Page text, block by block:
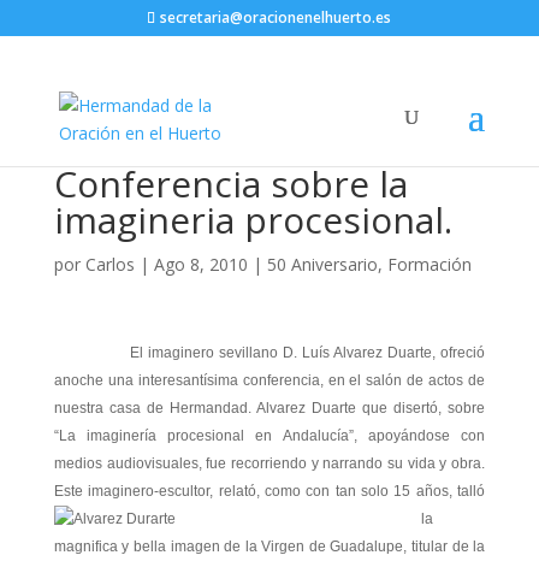
secretaria@oracionenelhuerto.es
Conferencia sobre la
imagineria procesional.
por Carlos | Ago 8, 2010 | 50 Aniversario, Formación
El imaginero sevillano D. Luís Alvarez Duarte, ofreció
anoche una interesantísima conferencia, en el salón de actos de
nuestra casa de Hermandad. Alvarez Duarte que disertó, sobre
“La imaginería procesional en Andalucía”, apoyándose con
medios audiovisuales, fue recorriendo y narrando su vida y obra.
Este imaginero-escultor, relató, como con tan solo 15 años, talló
la
magnifica y bella imagen de la Virgen de Guadalupe, titular de la